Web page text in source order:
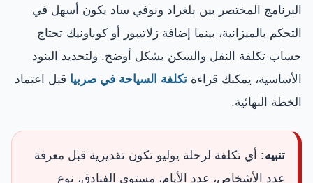
البرنامج المختصر بين بلغراد ونوفي ساد يكون أسهل في
التحكم بالميزانية، بينما إضافة زلاتيبور أو كوباونيك تحتاج
حساب تكلفة النقل والسكن بشكل أوضح. ولتحديد البنود
الأساسية، يمكنك قراءة تكلفة السياحة في صربيا قبل اعتماد
الخطة النهائية.
تنبيه: أي تكلفة لرحلة يوليو تكون تقديرية قبل معرفة
عدد الأشخاص، عدد الأيام، مستوى الفنادق، نوع